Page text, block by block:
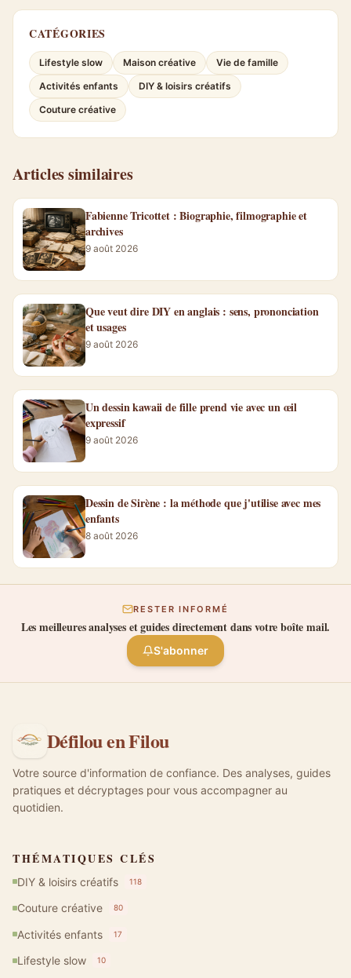
CATÉGORIES
Lifestyle slow Maison créative
Vie de famille
Activités enfants
DIY & loisirs créatifs
Couture créative
Articles similaires
Fabienne Tricottet : Biographie, filmographie et
archives
9 août 2026
Que veut dire DIY en anglais : sens, prononciation
et usages
9 août 2026
Un dessin kawaii de fille prend vie avec un œil
expressif
9 août 2026
Dessin de Sirène : la méthode que j'utilise avec mes
enfants
8 août 2026
RESTER INFORMÉ
Les meilleures analyses et guides directement dans votre boîte mail.
S'abonner
Défilou en Filou
Votre source d'information de confiance. Des analyses, guides
pratiques et décryptages pour vous accompagner au
quotidien.
THÉMATIQUES CLÉS
DIY & loisirs créatifs 118
Couture créative 80
Activités enfants 17
Lifestyle slow 10